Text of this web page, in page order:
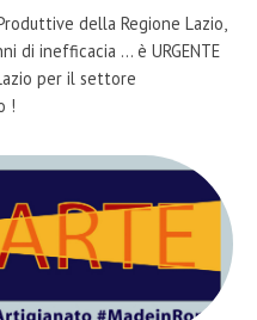
della Regione Lazio,
di inefficacia ... è URGENTE
per il settore
!